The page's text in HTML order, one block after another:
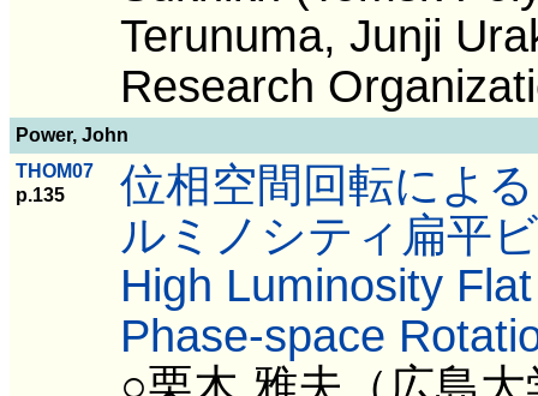
Terunuma, Junji
Research
Power, John
THOM07
p.135
位相空間回転によ
ルミノシティ扁平
High Luminosity
Phase-space